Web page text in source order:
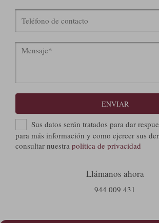
ENVIAR
Sus datos serán tratados para dar
para más información y como ejercer sus
consultar nuestra política de privacidad
Llámanos ahora
944 009 431